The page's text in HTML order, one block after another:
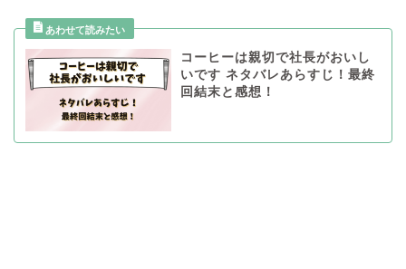
コーヒーは親切で社長がおいし
いです ネタバレあらすじ！最終
回結末と感想！